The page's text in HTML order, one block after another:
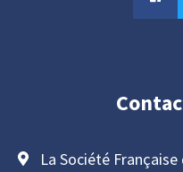
La Société